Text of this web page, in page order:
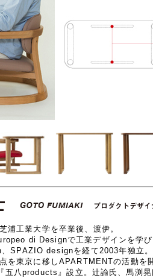
浦工業大学を卒業後、渡伊。
di Designで工業デザインを学び
SPAZIO designを経て2003年独立。
を東京に移しAPARTMENTの活動を
五八products』設立。辻諭氏、馬渕晃